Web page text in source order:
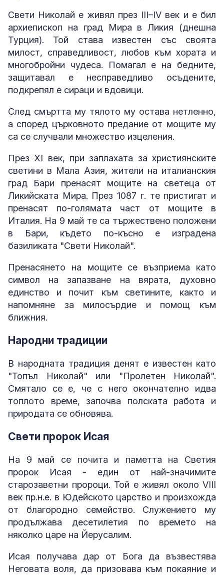
Свети Николай е живял през III–IV век и е бил
архиепископ на град Мира в Ликия (днешна
Турция). Той става известен със своята
милост, справедливост, любов към хората и
многобройни чудеса. Помагал е на бедните,
защитавал е несправедливо осъдените,
подкрепял е сираци и вдовици.
След смъртта му тялото му остава нетленно,
а според църковното предание от мощите му
са се случвали множество изцеления.
През XI век, при заплахата за християнските
светини в Мала Азия, жители на италианския
град Бари пренасят мощите на светеца от
Ликийската Мира. През 1087 г. те пристигат и
пренасят по-голямата част от мощите в
Италия. На 9 май те са тържествено положени
в Бари, където по-късно е изградена
базиликата "Свети Николай".
Пренасянето на мощите се възприема като
символ на запазване на вярата, духовно
единство и почит към светините, както и
напомняне за милосърдие и помощ към
ближния.
Народни традиции
В народната традиция денят е известен като
"Топъл Николай" или "Пролетен Николай".
Смятало се е, че с него окончателно идва
топлото време, започва полската работа и
природата се обновява.
Свети пророк Исая
На 9 май се почита и паметта на Светия
пророк Исая - един от най-значимите
старозаветни пророци. Той е живял около VIII
век пр.н.е. в Юдейското царство и произхожда
от благородно семейство. Служението му
продължава десетилетия по времето на
няколко царе на Йерусалим.
Исая получава дар от Бога да възвестява
Неговата воля, да призовава към покаяние и